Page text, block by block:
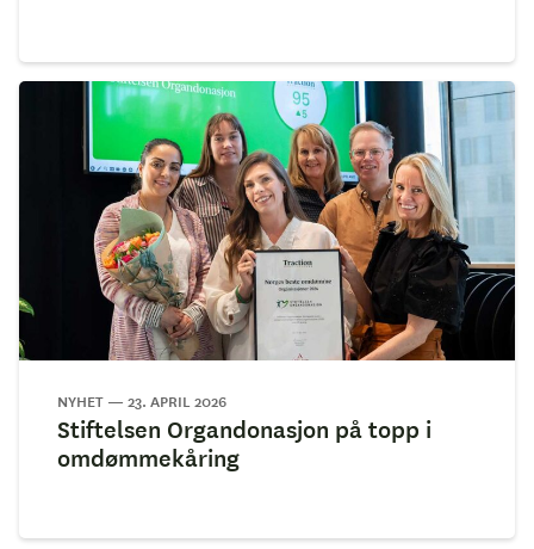
NYHET — 23. APRIL 2026
Stiftelsen Organdonasjon på topp i
omdømmekåring